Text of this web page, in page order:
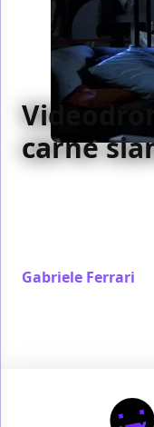
carne
Gabriele Ferrari